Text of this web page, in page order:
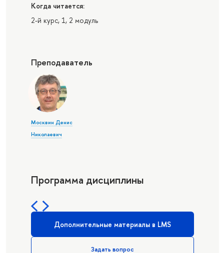
Когда читается:
2-й курс, 1, 2 модуль
Преподаватель
Москвин Денис
Николаевич
Программа дисциплины
Дополнительные материалы в LMS
Задать вопрос